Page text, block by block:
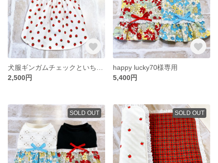
2,500円
happy lucky70様専用
5,400円
SOLD OUT SOLD OUT